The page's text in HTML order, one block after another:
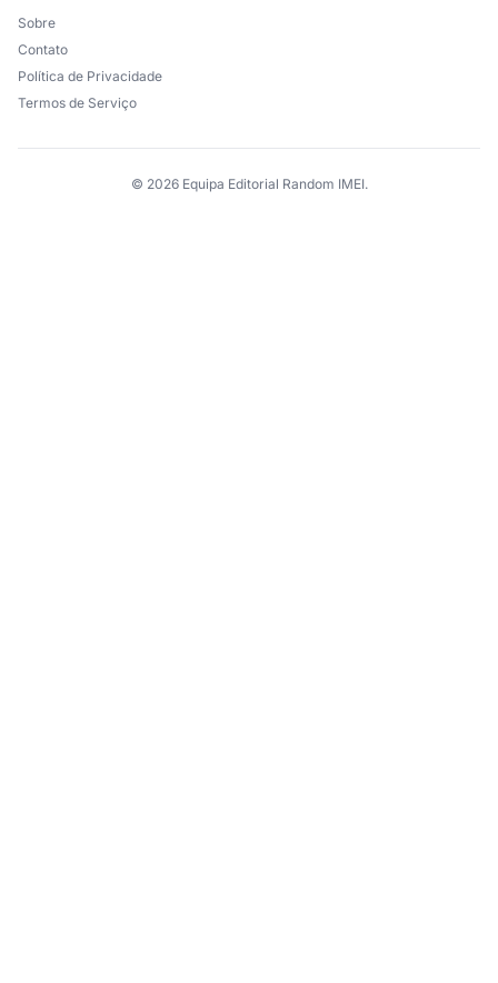
Sobre
Contato
Política de Privacidade
Termos de Serviço
© 2026 Equipa Editorial Random IMEI.